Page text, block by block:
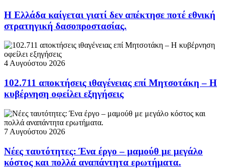
Η Ελλάδα καίγεται γιατί δεν απέκτησε ποτέ εθνική
στρατηγική δασοπροστασίας.
4 Αυγούστου 2026
102.711 αποκτήσεις ιθαγένειας επί Μητσοτάκη – Η
κυβέρνηση οφείλει εξηγήσεις
7 Αυγούστου 2026
Νέες ταυτότητες: Ένα έργο – μαμούθ με μεγάλο
κόστος και πολλά αναπάντητα ερωτήματα.